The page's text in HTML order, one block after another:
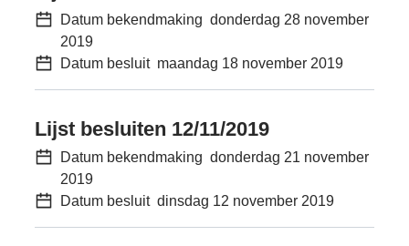
Datum bekendmaking donderdag 28 november
2019
Datum besluit maandag 18 november 2019
Lijst besluiten 12/11/2019
Datum bekendmaking donderdag 21 november
2019
Datum besluit dinsdag 12 november 2019